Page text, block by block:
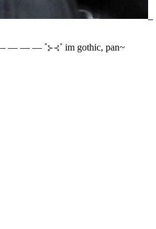
— — — ˚⊱⊰˚ im gothic, pan~